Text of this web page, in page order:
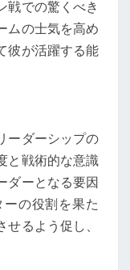
戦での驚くべき
ムの士気を高め
彼が活躍する能
ーダーシップの
と戦術的な意識
ダーとなる要因
の役割を果た
るよう促し、